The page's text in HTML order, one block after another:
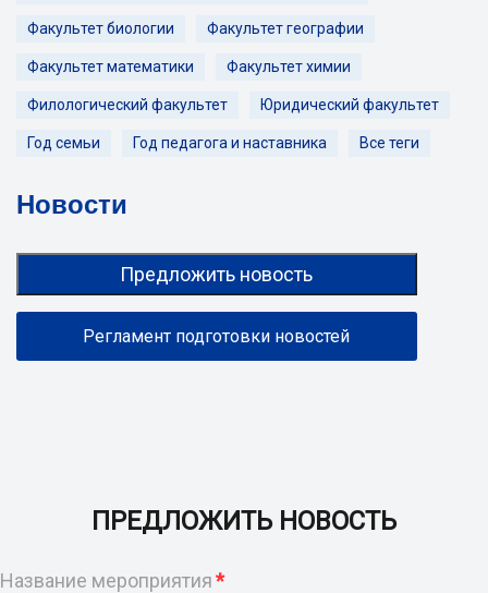
Факультет биологии Факультет географии
Факультет математики Факультет химии
Филологический факультет Юридический факультет
Год семьи Год педагога и наставника Все теги
Новости
Предложить новость
Регламент подготовки новостей
ПРЕДЛОЖИТЬ НОВОСТЬ
Название мероприятия*